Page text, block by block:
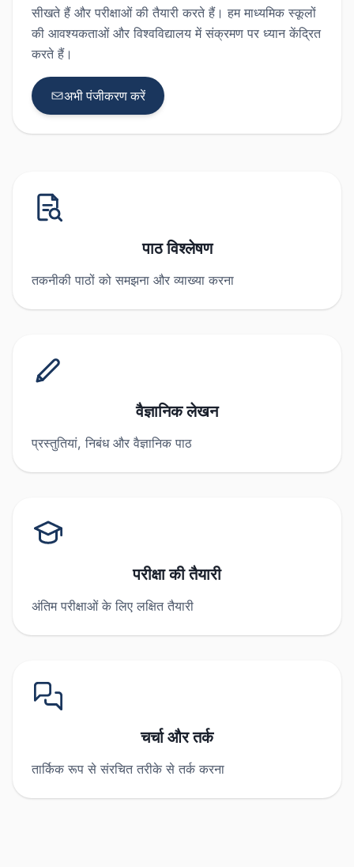
सीखते हैं और परीक्षाओं की तैयारी करते हैं। हम माध्यमिक स्कूलों
की आवश्यकताओं और विश्वविद्यालय में संक्रमण पर ध्यान केंद्रित
करते हैं।
अभी पंजीकरण करें
पाठ विश्लेषण
तकनीकी पाठों को समझना और व्याख्या करना
वैज्ञानिक लेखन
प्रस्तुतियां, निबंध और वैज्ञानिक पाठ
परीक्षा की तैयारी
अंतिम परीक्षाओं के लिए लक्षित तैयारी
चर्चा और तर्क
तार्किक रूप से संरचित तरीके से तर्क करना